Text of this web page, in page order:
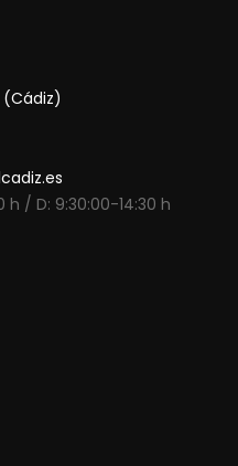
(Cádiz)
h / D: 9:30:00-14:30 h